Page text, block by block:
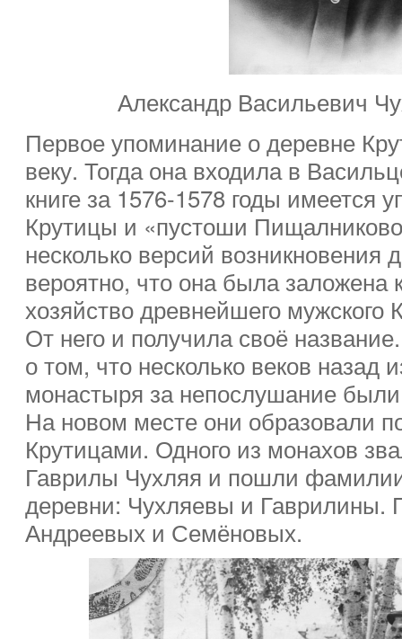
Александр Васильевич
Первое упоминание о деревне
веку. Тогда она входила в
книге за 1576-1578 годы имеется
Крутицы и «пустоши
несколько версий возникновения
вероятно, что она была заложена
хозяйство древнейшего мужского
От него и получила своё
о том, что несколько веков назад
монастыря за непослушание
На новом месте они образовали
Крутицами. Одного из монахов
Гаврилы Чухляя и пошли
деревни: Чухляевы и Гаврилины.
Андреевых и Семёновых.